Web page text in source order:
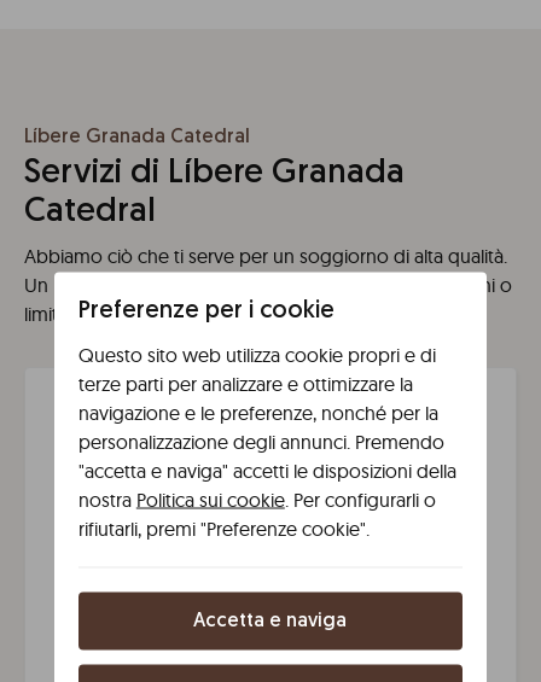
Líbere Granada Catedral
Servizi di Líbere Granada
Catedral
Abbiamo ciò che ti serve per un soggiorno di alta qualità.
Un nuovo modo di intendere lo spazio, senza restrizioni o
limiti, per farti vivere la migliore esperienza possibile.
Líbere amenità
Il tuo
Reception
Wi-Fi
Preferenze per i cookie
Questo sito web utilizza cookie propri e di
terze parti per analizzare e ottimizzare la
navigazione e le preferenze, nonché per la
personalizzazione degli annunci. Premendo
"accetta e naviga" accetti le disposizioni della
nostra Politica sui cookie. Per configurarli o
rifiutarli, premi "Preferenze cookie".
Accetta e naviga